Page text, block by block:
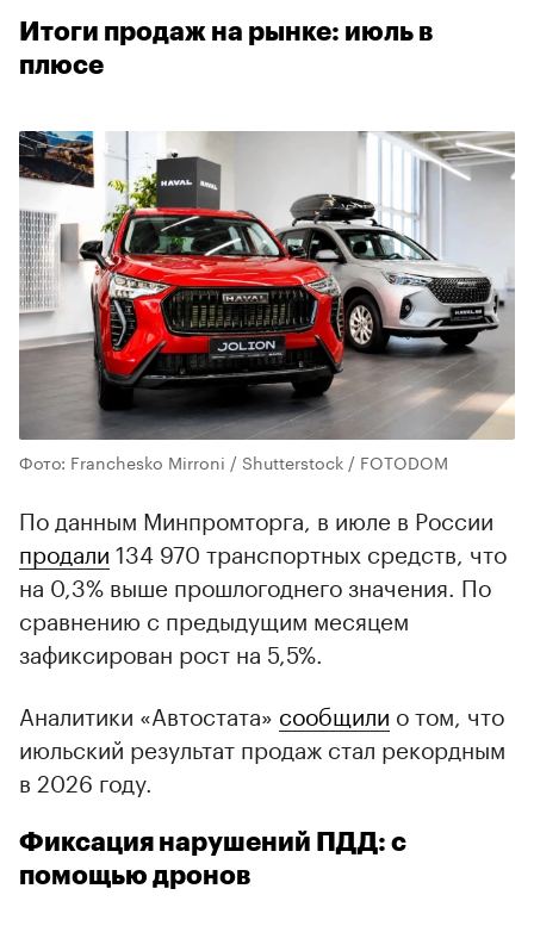
Итоги продаж на рынке: июль в
плюсе
Фото: Franchesko Mirroni / Shutterstock / FOTODOM
По данным Минпромторга, в июле в России
продали 134 970 транспортных средств, что
на 0,3% выше прошлогоднего значения. По
сравнению с предыдущим месяцем
зафиксирован рост на 5,5%.
Аналитики «Автостата» сообщили о том, что
июльский результат продаж стал рекордным
в 2026 году.
Фиксация нарушений ПДД: с
помощью дронов